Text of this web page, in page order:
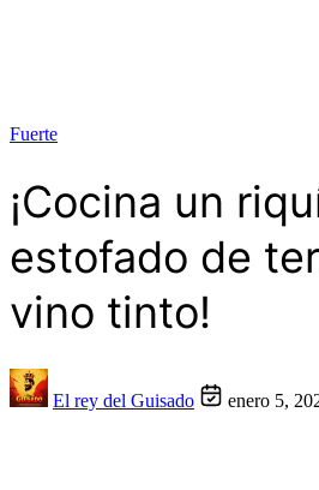
Fuerte
¡Cocina un
estofado de
vino tinto!
El rey del Guisado enero 5,